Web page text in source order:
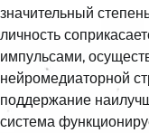
значительный
личность
импульсами,
нейромедиаторной
поддержание
система